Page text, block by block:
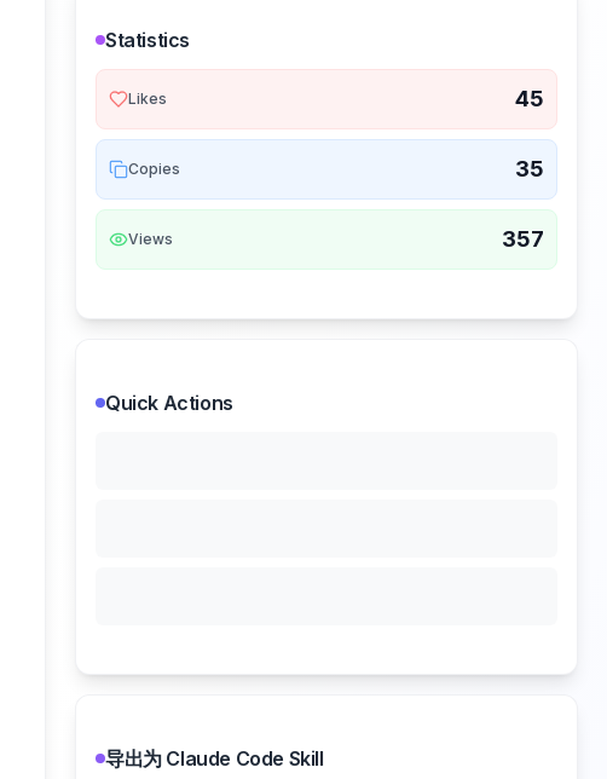
Statistics
Likes 45
Copies 35
Views 357
Quick Actions
导出为 Claude Code Skill